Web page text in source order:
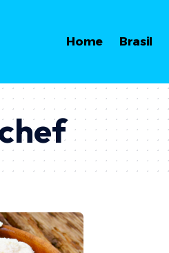
Home Brasil